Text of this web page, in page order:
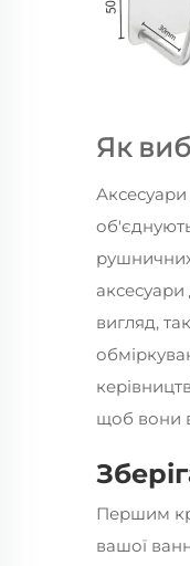
Як
Аксесуари
аксесуари
вигляд,
щоб вони
Першим
вашої